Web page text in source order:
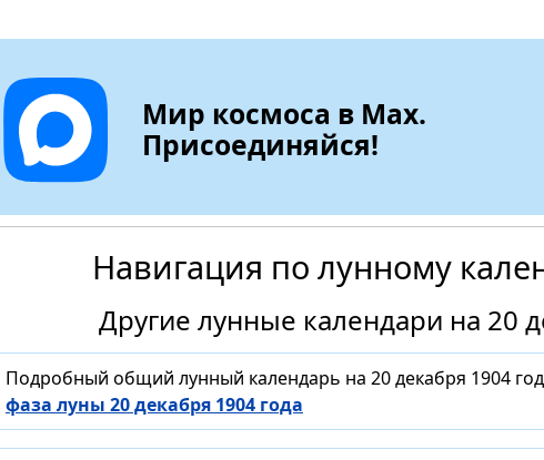
Мир космоса в Max.
Присоединяйся!
Навигация по лунному
Другие лунные календари на 20
Подробный общий лунный календарь на 20 декабря 1904
фаза луны 20 декабря 1904 года